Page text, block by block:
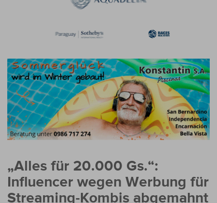
„Alles für 20.000 Gs.“:
Influencer wegen Werbung für
Streaming-Kombis abgemahnt